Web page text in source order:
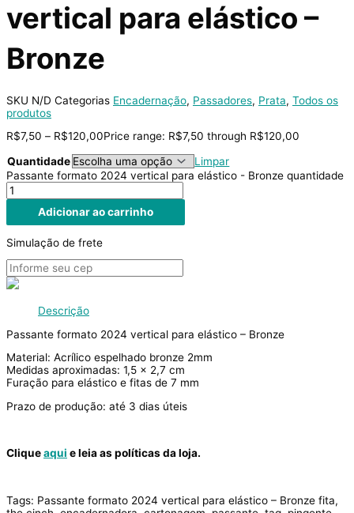
vertical para elástico –
Bronze
SKU N/D Categorias Encadernação, Passadores, Prata, Todos os
produtos
R$7,50 – R$120,00Price range: R$7,50 through R$120,00
Quantidade
Limpar
Passante formato 2024 vertical para elástico - Bronze quantidade
Adicionar ao carrinho
Simulação de frete
Descrição
Passante formato 2024 vertical para elástico – Bronze
Material: Acrílico espelhado bronze 2mm
Medidas aproximadas: 1,5 x 2,7 cm
Furação para elástico e fitas de 7 mm
Prazo de produção: até 3 dias úteis
Cliqueaqui e leia as políticas da loja.
Tags: Passante formato 2024 vertical para elástico – Bronze fita,